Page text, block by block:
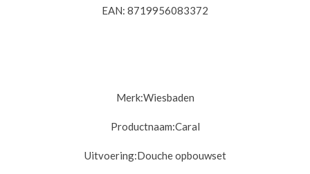
EAN: 8719956083372
Merk:Wiesbaden
Productnaam:Caral
Uitvoering:Douche opbouwset